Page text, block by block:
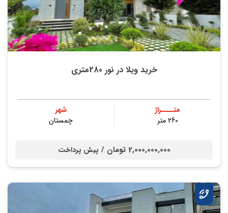
خرید ویلا در نور 280متری
متــــراژ
260 متر
شهر
چمستان
2,000,000,000 تومان / پیش پرداخت